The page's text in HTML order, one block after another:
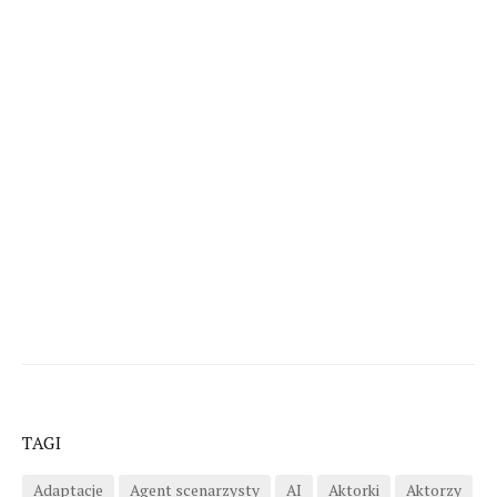
TAGI
Adaptacje Agent scenarzysty AI Aktorki Aktorzy